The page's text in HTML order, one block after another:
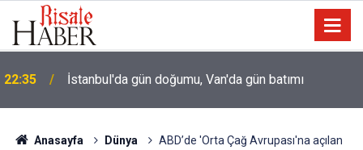
22:35 İstanbul'da gün doğumu, Van'da gün batımı
Anasayfa Dünya
ABD’de 'Orta Çağ Avrupası'na açılan